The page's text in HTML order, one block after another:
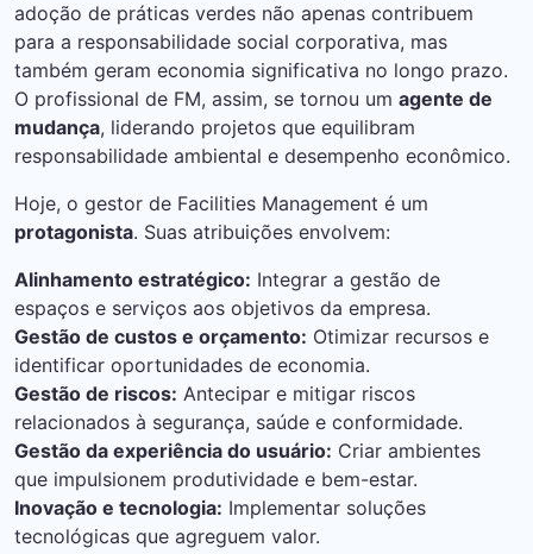
adoção de práticas verdes não apenas contribuem
para a responsabilidade social corporativa, mas
também geram economia significativa no longo prazo.
O profissional de FM, assim, se tornou um agente de
mudança, liderando projetos que equilibram
responsabilidade ambiental e desempenho econômico.
Hoje, o gestor de Facilities Management é um
protagonista. Suas atribuições envolvem:
Alinhamento estratégico: Integrar a gestão de
espaços e serviços aos objetivos da empresa.
Gestão de custos e orçamento: Otimizar recursos e
identificar oportunidades de economia.
Gestão de riscos: Antecipar e mitigar riscos
relacionados à segurança, saúde e conformidade.
Gestão da experiência do usuário: Criar ambientes
que impulsionem produtividade e bem-estar.
Inovação e tecnologia: Implementar soluções
tecnológicas que agreguem valor.